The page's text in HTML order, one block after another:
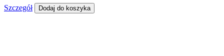
Szczegół Dodaj do koszyka